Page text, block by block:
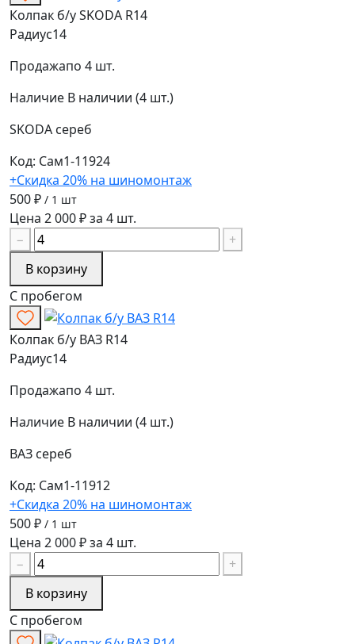
Колпак б/у SKODA R14
Радиус14
Продажапо 4 шт.
Наличие В наличии (4 шт.)
SKODA сереб
Код: Сам1-11924
+Скидка 20% на шиномонтаж
500 ₽ / 1 шт
Цена 2 000 ₽ за 4 шт.
−
+
В корзину
С пробегом
Колпак б/у ВАЗ R14
Радиус14
Продажапо 4 шт.
Наличие В наличии (4 шт.)
ВАЗ сереб
Код: Сам1-11912
+Скидка 20% на шиномонтаж
500 ₽ / 1 шт
Цена 2 000 ₽ за 4 шт.
−
+
В корзину
С пробегом